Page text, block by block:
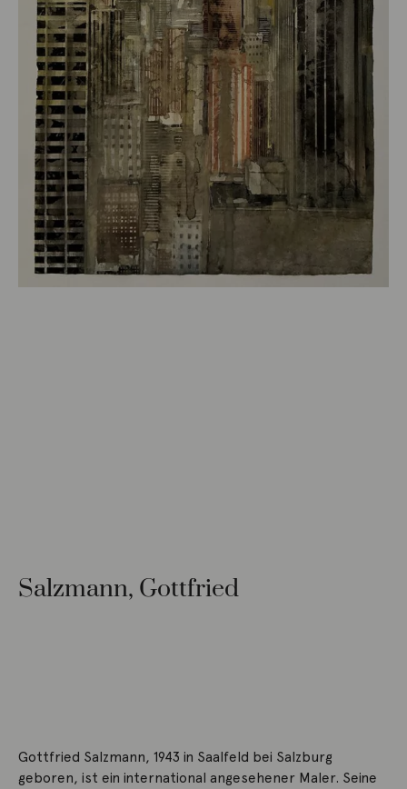
Salzmann, Gottfried
Gottfried Salzmann, 1943 in Saalfeld bei Salzburg
geboren, ist ein international angesehener Maler. Seine